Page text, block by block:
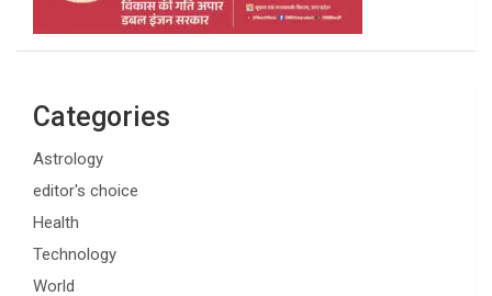
Categories
Astrology
editor's choice
Health
Technology
World